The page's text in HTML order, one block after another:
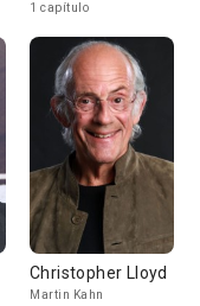
1 capítulo
Christopher Lloyd
Martin Kahn